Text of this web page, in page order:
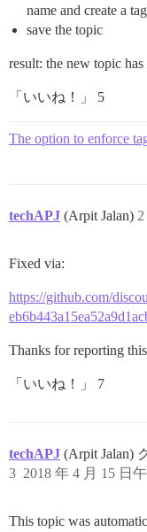
name and create a tag
save the topic
result: the new topic has
「いいね！」 5
The option to enforce
techAPJ (Arpit Jalan) 2
Fixed via:
https://github.com/
Thanks for reporting
「いいね！」 7
techAPJ (Arpit Jalan)
2018 年 4 月 15 日
3
This topic was